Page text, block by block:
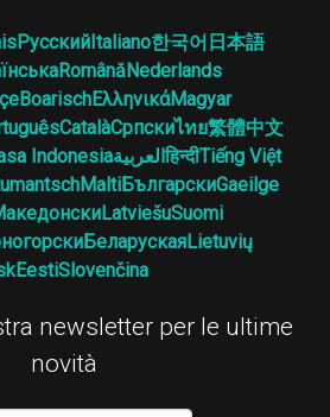
РусскийItaliano한국어 日本語
RomânăNederlands
BoarischΕλληνικάMagyar
CatalàСрпскиไทย繁體中文
Indonesiaالعربيةहिन्दीTiếng Việt
MaltiБългарскиGaeilge
LatviešuSuomi
БеларускаяLietuvių
EestiSlovenčina
newsletter per le ultime
novità